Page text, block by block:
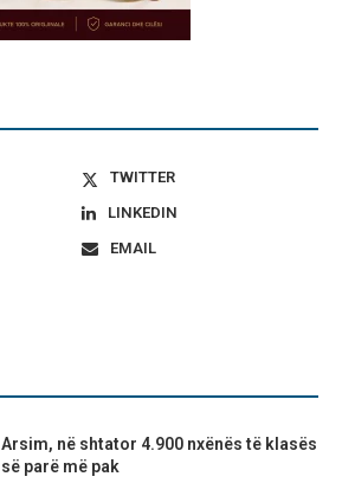
TWITTER
LINKEDIN
EMAIL
Arsim, në shtator 4.900 nxënës të klasës
së parë më pak